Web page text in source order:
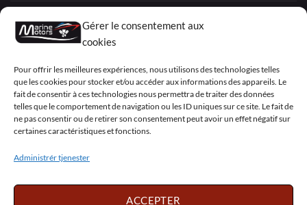
Gérer le consentement aux
cookies
Pour offrir les meilleures expériences, nous utilisons des technologies telles
que les cookies pour stocker et/ou accéder aux informations des appareils. Le
fait de consentir à ces technologies nous permettra de traiter des données
telles que le comportement de navigation ou les ID uniques sur ce site. Le fait de
ne pas consentir ou de retirer son consentement peut avoir un effet négatif sur
certaines caractéristiques et fonctions.
Administrér tjenester
ACCEPTER
Mercruiser
VOLVO PENTA / OMC
My Account